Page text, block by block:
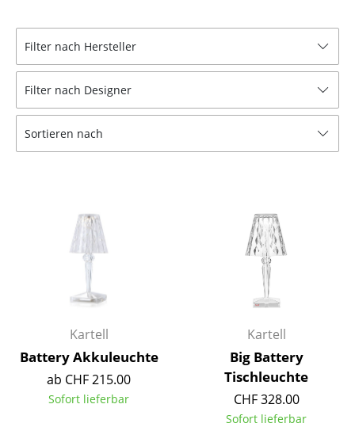
Hocker
Bänke & Liegen
Sitzsäcke
Gartenstühle
Bürodrehstühle
Konferenzstühle
Bürosessel
Einzelteile
... alle Sitzmöbel
Tische
Filter nach Hersteller
Filter nach Designer
Sortieren nach
Kartell
Battery Akkuleuchte
ab CHF 215.00
Sofort lieferbar
Kartell
Big Battery
Tischleuchte
CHF 328.00
Sofort lieferbar